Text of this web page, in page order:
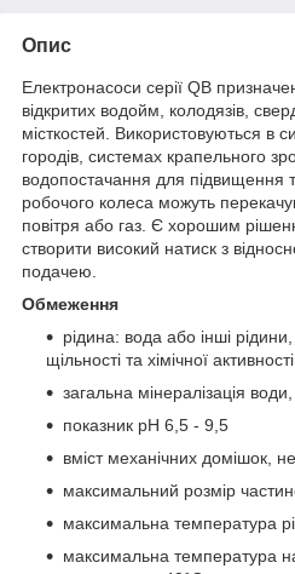
Опис
Електронасоси серії QB
відкритих водойм, колодязів,
місткостей. Використовуються в
городів, системах крапельного
водопостачання для підвищення
робочого колеса можуть
повітря або газ. Є хорошим
створити високий натиск з
подачею.
Обмеження
рідина: вода або інші
щільності та хімічної активності
загальна мінералізація
показник pH 6,5 - 9,5
вміст механічних домішок,
максимальний розмір
максимальна температура
максимальна температура